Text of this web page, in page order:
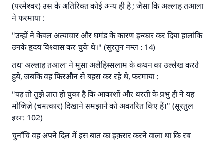
(परमेश्वर) उस के अतिरिक्त कोई अन्य ही है ; जैसा कि अल्लाह तआला
ने फरमाया :
"उन्हों ने केवल अत्याचार और घमंड के कारण इन्कार कर दिया हालांकि
उनके हृदय विश्वास कर चुके थे।" (सूरतुन नम्ल : 14)
तथा अल्लाह तआला ने मूसा अलैहिस्सलाम के कथन का उल्लेख करते
हुये, जबकि वह फिरऔन से बहस कर रहे थे, फरमाया :
"यह तो तुझे ज्ञात हो चुका है कि आकाशों और धरती के प्रभु ही ने यह
मोजिज़े (चमत्कार) दिखाने समझाने को अवतरित किए हैं।" (सूरतुल
इस्रा: 102)
चुनाँचि वह अपने दिल में इस बात का इक़रार करने वाला था कि रब
उम्मत के प्रश्नों का उत्तर देने में हमारी सहायता करें
अल्लाह के रसूल सल्लल्लाहु अलैहि व सल्लम ने फरमाया :
'जो व्यक्ति भलाई का मार्ग दर्शाए, उसके लिए उस भलाई के
करने वाले के समान प्रतिफल है।''
(मुस्लिम : 1893).
योगदान करें